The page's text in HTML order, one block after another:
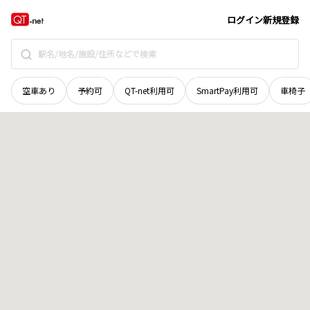
ログイン新規登録
空車あり 予約可 QT-net利用可 SmartPay利用可 車椅子
宮城県